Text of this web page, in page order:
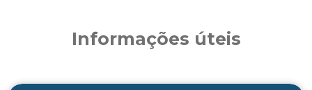
Informações úteis